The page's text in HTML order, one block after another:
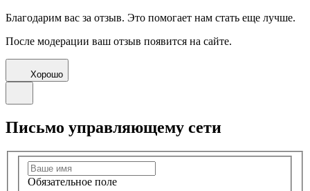
Благодарим вас за отзыв. Это помогает нам стать еще лучше.
После модерации ваш отзыв появится на сайте.
Хорошо
Письмо управляющему сети
Обязательное поле